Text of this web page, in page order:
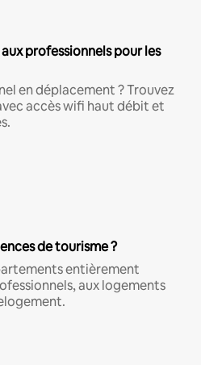
professionnels pour les
en déplacement ? Trouvez
accès wifi haut débit et
de tourisme ?
entièrement
aux logements